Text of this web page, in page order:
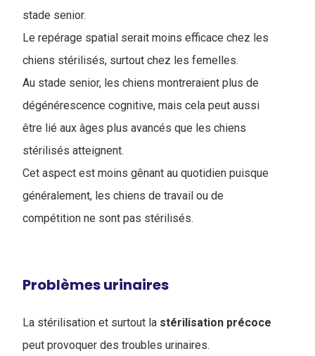
stade senior.
Le repérage spatial serait moins efficace chez les
chiens stérilisés, surtout chez les femelles.
Au stade senior, les chiens montreraient plus de
dégénérescence cognitive, mais cela peut aussi
être lié aux âges plus avancés que les chiens
stérilisés atteignent.
Cet aspect est moins gênant au quotidien puisque
généralement, les chiens de travail ou de
compétition ne sont pas stérilisés.
Problèmes urinaires
La stérilisation et surtout la stérilisation précoce
peut provoquer des troubles urinaires.